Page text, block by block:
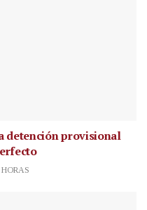
detención provisional